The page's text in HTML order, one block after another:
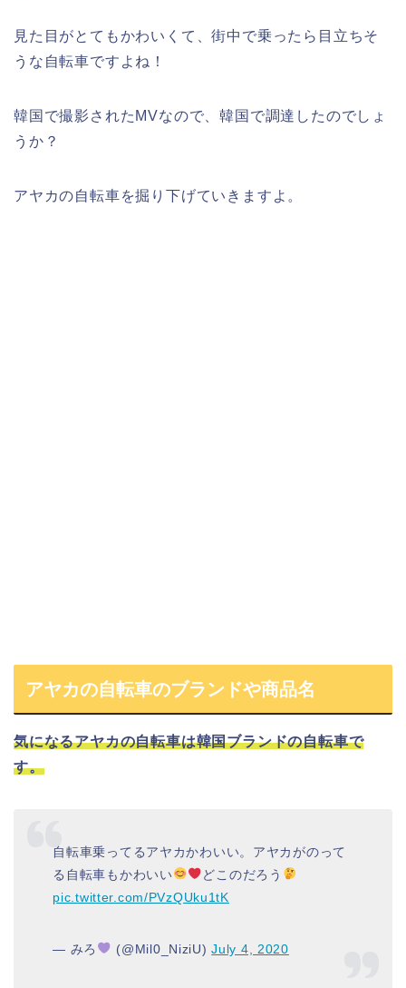
見た目がとてもかわいくて、街中で乗ったら 目立ちそ
うな自転車ですよね！
韓国で撮影された MVなので、韓国 で調達したのでしょ
うか？
アヤカの自転車を掘り下げていきますよ。
アヤカの自転車のブランドや商品名
気になるアヤカの自転車は韓国ブランドの自転車で
す。
自転車乗ってるアヤカかわいい。アヤカがのって
る自転車もかわいい
どこのだろう
pic.twitter.com/PVzQUku1tK
— みろ (@Mil0_NiziU)July 4, 2020